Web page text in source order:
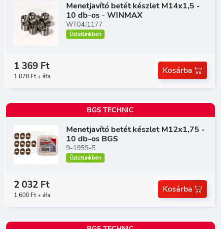
Menetjavító betét készlet M14x1,5 -
10 db-os - WINMAX
WT04J1177
Üzletünkben
1 369 Ft
1 078 Ft + áfa
Kosárba
BGS TECHNIC
Menetjavító betét készlet M12x1,75 -
10 db-os BGS
9-1959-5
Üzletünkben
2 032 Ft
1 600 Ft + áfa
Kosárba